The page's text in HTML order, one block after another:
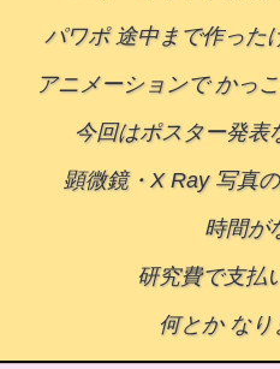
パワポ 途中まで作った
アニメーションで かっ
今回はポスター発表
顕微鏡・X Ray 写真
時間が
研究費で支払
何とか なり